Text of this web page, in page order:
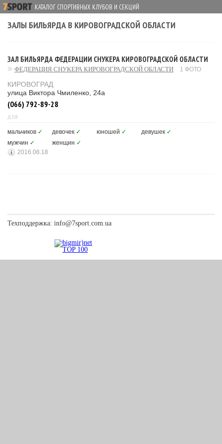
КАТАЛОГ СПОРТИВНЫХ КЛУБОВ И СЕКЦИЙ
ЗАЛЫ БИЛЬЯРДА В КИРОВОГРАДСКОЙ ОБЛАСТИ
ЗАЛ БИЛЬЯРДА ФЕДЕРАЦИИ СНУКЕРА КИРОВОГРАДСКОЙ ОБЛАСТИ
ФЕДЕРАЦИЯ СНУКЕРА КИРОВОГРАДСКОЙ ОБЛАСТИ 1 ФОТО
КИРОВОГРАД
улица Виктора Чмиленко, 24а
(066) 792-89-28
ДЛЯ
мальчиков ✓ девочек ✓ юношей ✓ девушек ✓
мужчин ✓ женщин ✓
2016.08.18
Техподдержка: info@7sport.com.ua